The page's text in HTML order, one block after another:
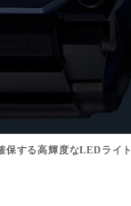
保する高輝度なLEDライト